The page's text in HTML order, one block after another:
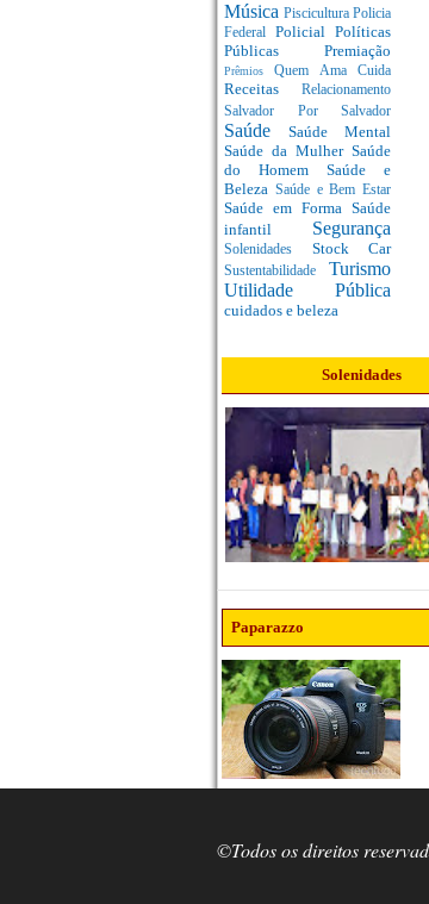
Música Piscicultura Policia
Federal Policial Políticas
Públicas Premiação
PrêmiosQuem Ama Cuida
Receitas Relacionamento
Salvador Por Salvador
Saúde Saúde Mental
Saúde da Mulher Saúde
do Homem Saúde e
Beleza Saúde e Bem Estar
Saúde em Forma Saúde
infantil Segurança
Solenidades Stock Car
Sustentabilidade Turismo
Utilidade Pública
cuidados e beleza
Solenidades
Paparazzo
©Todos os direitos